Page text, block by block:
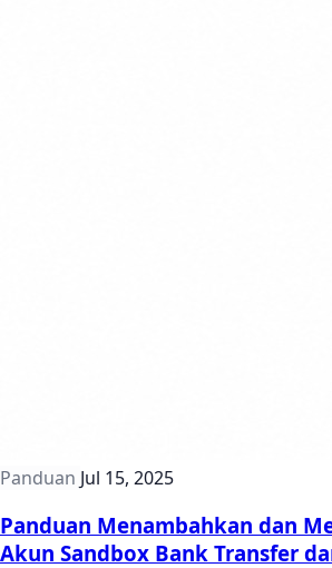
Panduan Jul 15, 2025
Panduan Menambahkan dan
Akun Sandbox Bank Transfer